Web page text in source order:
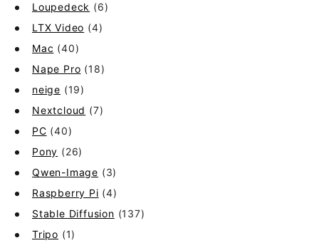
Loupedeck (6)
LTX Video (4)
Mac (40)
Nape Pro (18)
neige (19)
Nextcloud (7)
PC (40)
Pony (26)
Qwen-Image (3)
Raspberry Pi (4)
Stable Diffusion (137)
Tripo (1)